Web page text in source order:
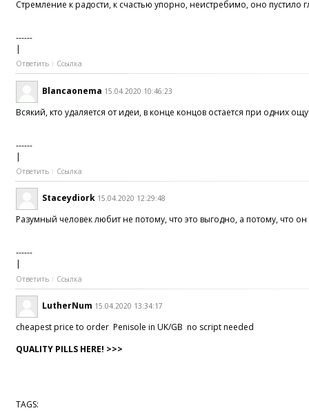
Стремление к радости, к счастью упорно, неистребимо, оно
------
|
Ответить Ссылка
Blancaonema 15.04.2020 10:46:23
Всякий, кто удаляется от идеи, в конце концов остается при одних
------
|
Ответить Ссылка
Staceydiork 15.04.2020 12:29:48
Разумный человек любит не потому, что это выгодно, а потому, что
------
|
Ответить Ссылка
LutherNum 15.04.2020 13:34:17
cheapest price to order Penisole in UK/GB no script needed
QUALITY PILLS HERE! >>>
TAGS: